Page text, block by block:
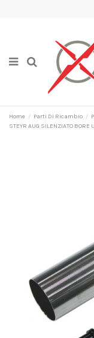
Home Parti Di Ricambio
STEYR AUG SILENZIATO BORE